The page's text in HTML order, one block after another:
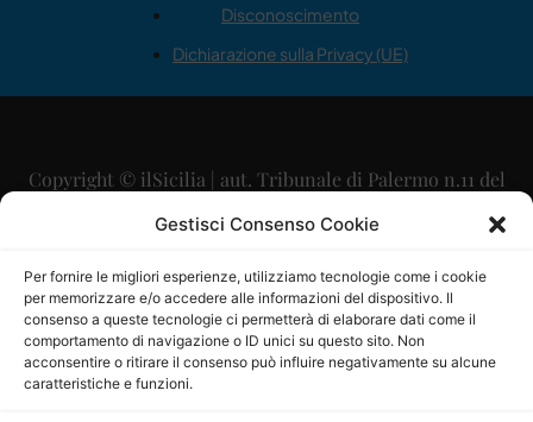
Gestisci Consenso Cookie
Per fornire le migliori esperienze, utilizziamo tecnologie come i cookie
per memorizzare e/o accedere alle informazioni del dispositivo. Il
consenso a queste tecnologie ci permetterà di elaborare dati come il
comportamento di navigazione o ID unici su questo sito. Non
acconsentire o ritirare il consenso può influire negativamente su alcune
caratteristiche e funzioni.
Disconoscimento
Dichiarazione sulla Privacy (UE)
Copyright © ilSicilia | aut. Tribunale di Palermo n.11 del
29/09/2015
Direttore Editoriale: Maurizio Scaglione
Direttore Responsabile: Maria Calabrese